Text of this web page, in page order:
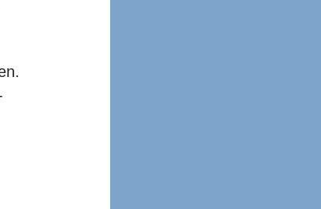
des
von
zum